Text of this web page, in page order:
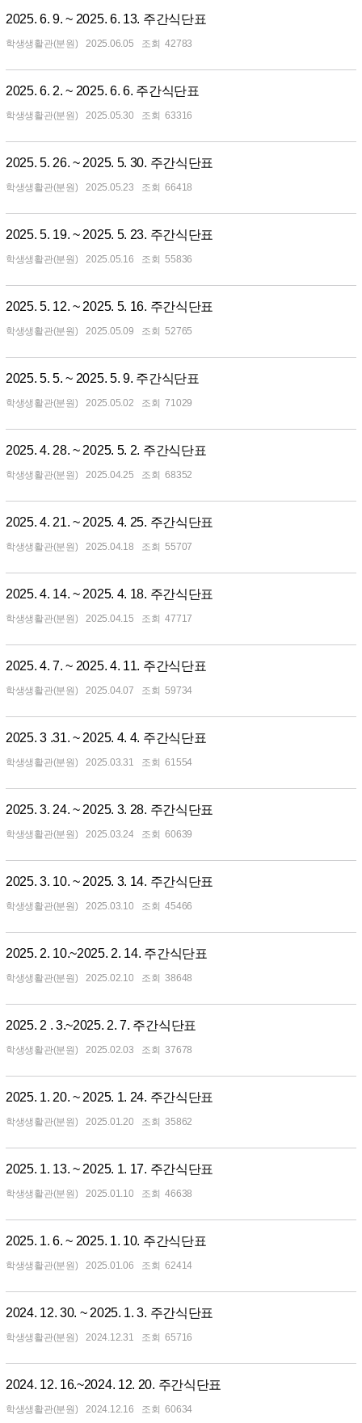
2025. 6. 9. ~ 2025. 6. 13. 주간식단표
학생생활관(분원) 2025.06.05 42783
2025. 6. 2. ~ 2025. 6. 6. 주간식단표
학생생활관(분원) 2025.05.30 63316
2025. 5. 26. ~ 2025. 5. 30. 주간식단표
학생생활관(분원) 2025.05.23 66418
2025. 5. 19. ~ 2025. 5. 23. 주간식단표
학생생활관(분원) 2025.05.16 55836
2025. 5. 12. ~ 2025. 5. 16. 주간식단표
학생생활관(분원) 2025.05.09 52765
2025. 5. 5. ~ 2025. 5. 9. 주간식단표
학생생활관(분원) 2025.05.02 71029
2025. 4. 28. ~ 2025. 5. 2. 주간식단표
학생생활관(분원) 2025.04.25 68352
2025. 4. 21. ~ 2025. 4. 25. 주간식단표
학생생활관(분원) 2025.04.18 55707
2025. 4. 14. ~ 2025. 4. 18. 주간식단표
학생생활관(분원) 2025.04.15 47717
2025. 4. 7. ~ 2025. 4. 11. 주간식단표
학생생활관(분원) 2025.04.07 59734
2025. 3 .31. ~ 2025. 4. 4. 주간식단표
학생생활관(분원) 2025.03.31 61554
2025. 3. 24. ~ 2025. 3. 28. 주간식단표
학생생활관(분원) 2025.03.24 60639
2025. 3. 10. ~ 2025. 3. 14. 주간식단표
학생생활관(분원) 2025.03.10 45466
2025. 2. 10.~2025. 2. 14. 주간식단표
학생생활관(분원) 2025.02.10 38648
2025. 2 . 3.~2025. 2. 7. 주간식단표
학생생활관(분원) 2025.02.03 37678
2025. 1. 20. ~ 2025. 1. 24. 주간식단표
학생생활관(분원) 2025.01.20 35862
2025. 1. 13. ~ 2025. 1. 17. 주간식단표
학생생활관(분원) 2025.01.10 46638
2025. 1. 6. ~ 2025. 1. 10. 주간식단표
학생생활관(분원) 2025.01.06 62414
2024. 12. 30. ~ 2025. 1. 3. 주간식단표
학생생활관(분원) 2024.12.31 65716
2024. 12. 16.~2024. 12. 20. 주간식단표
학생생활관(분원) 2024.12.16 60634